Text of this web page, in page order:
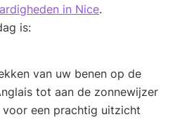
in Nice.
is:
van uw benen op de
tot aan de zonnewijzer
voor een prachtig uitzicht